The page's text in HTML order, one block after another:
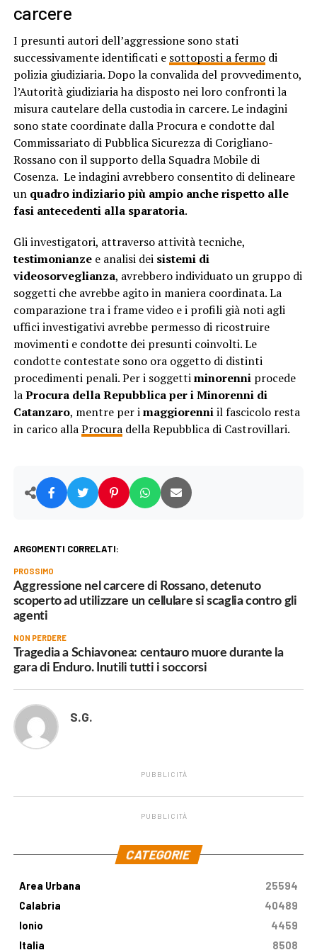
carcere
I presunti autori dell’aggressione sono stati
successivamente identificati e sottoposti a fermodi
polizia giudiziaria. Dopo la convalida del provvedimento,
l’Autorità giudiziaria ha disposto nei loro confronti la
misura cautelare della custodia in carcere. Le indagini
sono state coordinate dalla Procura e condotte dal
Commissariato di Pubblica Sicurezza di Corigliano-
Rossano con il supporto della Squadra Mobile di
Cosenza. Le indagini avrebbero consentito di delineare
un quadro indiziario più ampio anche rispetto alle
fasi antecedenti alla sparatoria.
Gli investigatori, attraverso attività tecniche,
testimonianzee analisi dei sistemi di
videosorveglianza, avrebbero individuato un gruppo di
soggetti che avrebbe agito in maniera coordinata. La
comparazione tra i frame video e i profili già noti agli
uffici investigativi avrebbe permesso di ricostruire
movimenti e condotte dei presunti coinvolti. Le
condotte contestate sono ora oggetto di distinti
procedimenti penali. Per i soggettiminorenniprocede
laProcura della Repubblica per i Minorenni di
Catanzaro, mentre per imaggiorenniil fascicolo resta
in carico allaProcuradella Repubblica di Castrovillari.
ARGOMENTI CORRELATI:
PROSSIMO
Aggressione nel carcere di Rossano, detenuto
scoperto ad utilizzare un cellulare si scaglia contro gli
agenti
NON PERDERE
Tragedia a Schiavonea: centauro muore durante la
gara di Enduro. Inutili tutti i soccorsi
S.G.
PUBBLICITÀ
PUBBLICITÀ
CATEGORIE
Area Urbana
25594
Calabria
40489
Ionio
4459
Italia
8508